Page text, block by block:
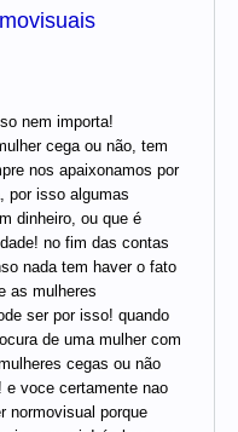
nem importa!
cega ou não, tem
nos apaixonamos por
por isso algumas
dinheiro, ou que é
no fim das contas
nada tem haver o fato
as mulheres
ser por isso! quando
de uma mulher com
cegas ou não
e voce certamente nao
normovisual porque